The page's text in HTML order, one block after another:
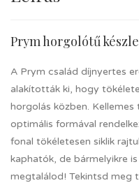
Prym horgolótű
A Prym család díjnyertes
alakították ki, hogy
horgolás közben.
optimális formával
fonal tökéletesen siklik
kaphatók, de bármelyikre
megtalálod! Tekintsd meg